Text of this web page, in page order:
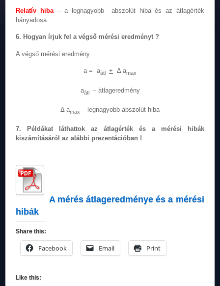
Relatív hiba – a legnagyobb abszolút hiba és az átlagérték
hányadosa.
6. Hogyan írjuk fel a végső mérési eredményt ?
A végső mérési eredmény
a = aátl + Δ amax
aátl – átlageredmény
Δ amax – legnagyobb abszolút hiba
7. Példákat láthattok az átlagérték és a mérési hibák
kiszámításáról az alábbi prezentációban !
A mérés átlageredménye és a mérési
hibák
Share this:
Facebook Email Print
Like this: